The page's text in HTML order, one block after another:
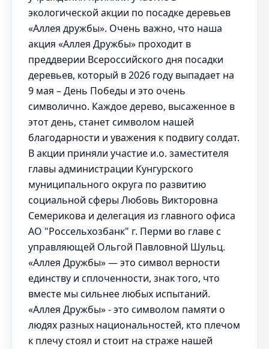
экологической акции по посадке деревьев
«Аллея дружбы». Очень важно, что наша
акция «Аллея Дружбы» проходит в
преддверии Всероссийского дня посадки
деревьев, который в 2026 году выпадает на
9 мая – День Победы и это очень
символично. Каждое дерево, высаженное в
этот день, станет символом нашей
благодарности и уважения к подвигу солдат.
В акции приняли участие и.о. заместителя
главы администрации Кунгурского
муниципального округа по развитию
социальной сферы Любовь Викторовна
Семерикова и делегация из главного офиса
АО "Россельхозбанк" г. Перми во главе с
управляющей Ольгой Павловной Шульц.
«Аллея Дружбы» — это символ верности
единству и сплоченности, знак того, что
вместе мы сильнее любых испытаний.
«Аллея Дружбы» - это символом памяти о
людях разных национальностей, кто плечом
к плечу стоял и стоит на страже нашей